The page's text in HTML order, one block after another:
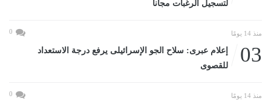
لتسجيل الرغبات مجانا
منذ 14 يومًا 0
03
إعلام عبرى: سلاح الجو الإسرائيلى يرفع درجة الاستعداد
للقصوى
منذ 14 يومًا 0